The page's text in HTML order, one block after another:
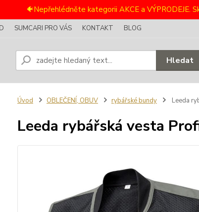
🐠Nepřehlédněte kategorii AKCE a VÝPRODEJE.
SUMCARI PRO VÁS KONTAKT BLOG
Hledat
Úvod OBLEČENÍ, OBUV rybářské bundy Leeda
Leeda rybářská vesta